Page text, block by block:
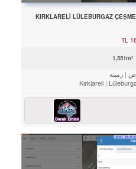
KIRKLARELİ LÜLEBURGAZ
TL
زمینه
Kırklareli